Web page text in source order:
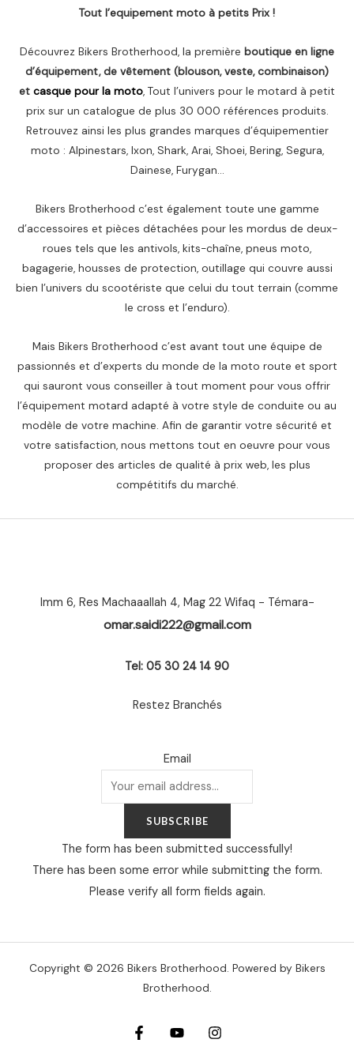
Tout l’equipement moto à petits Prix !
Découvrez Bikers Brotherhood, la première boutique en ligne
d’équipement, de vêtement (blouson, veste, combinaison)
et casque pour la moto, Tout l’univers pour le motard à petit
prix sur un catalogue de plus 30 000 références produits.
Retrouvez ainsi les plus grandes marques d’équipementier
moto : Alpinestars, Ixon, Shark, Arai, Shoei, Bering, Segura,
Dainese, Furygan…
Bikers Brotherhood c’est également toute une gamme
d’accessoires et pièces détachées pour les mordus de deux-
roues tels que les antivols, kits-chaîne, pneus moto,
bagagerie, housses de protection, outillage qui couvre aussi
bien l’univers du scootériste que celui du tout terrain (comme
le cross et l’enduro).
Mais Bikers Brotherhood c’est avant tout une équipe de
passionnés et d’experts du monde de la moto route et sport
qui sauront vous conseiller à tout moment pour vous offrir
l’équipement motard adapté à votre style de conduite ou au
modèle de votre machine. Afin de garantir votre sécurité et
votre satisfaction, nous mettons tout en oeuvre pour vous
proposer des articles de qualité à prix web, les plus
compétitifs du marché.
Imm 6, Res Machaaallah 4, Mag 22 Wifaq - Témara-
omar.saidi222@gmail.com
Tel: 05 30 24 14 90
Restez Branchés
Email
SUBSCRIBE
The form has been submitted successfully!
There has been some error while submitting the form.
Please verify all form fields again.
Copyright © 2026 Bikers Brotherhood. Powered by Bikers
Brotherhood.